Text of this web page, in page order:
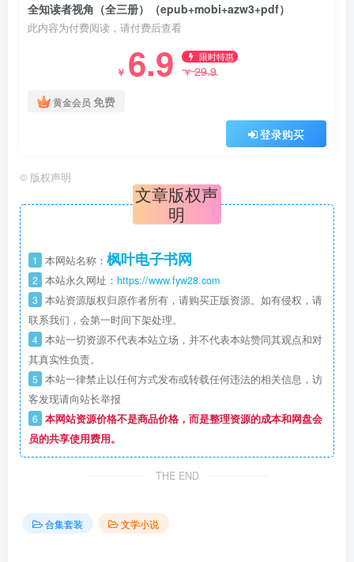
全知读者视角（全三册）（epub+mobi+azw3+pdf）
此内容为付费阅读，请付费后查看
￥ 6.9 限时特惠
￥29.9
黄金会员 免费
登录购买
© 版权声明
文章版权声
明
1 本网站名称： 枫叶电子书网
2 本站永久网址： https://www.fyw28.com
3 本站资源版权归原作者所有，请购买正版资源。如有侵权，请
联系我们，会第一时间下架处理。
4 本站一切资源不代表本站立场，并不代表本站赞同其观点和对
其真实性负责。
5 本站一律禁止以任何方式发布或转载任何违法的相关信息，访
客发现请向站长举报
6 本网站资源价格不是商品价格，而是整理资源的成本和网盘会
员的共享使用费用。
THE END
合集套装 文学小说